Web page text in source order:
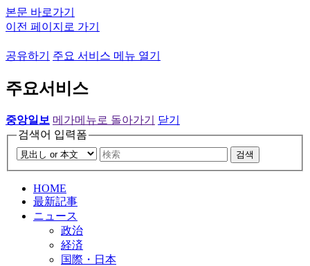
본문 바로가기
이전 페이지로 가기
공유하기 주요 서비스 메뉴 열기
주요서비스
중앙일보 메가메뉴로 돌아가기
닫기
검색어 입력폼
검색
HOME
最新記事
ニュース
政治
経済
国際・日本